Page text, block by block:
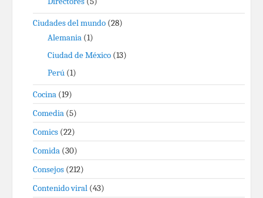
Ciudades del mundo (28)
Alemania (1)
Ciudad de México (13)
Perú (1)
Cocina (19)
Comedia (5)
Comics (22)
Comida (30)
Consejos (212)
Contenido viral (43)